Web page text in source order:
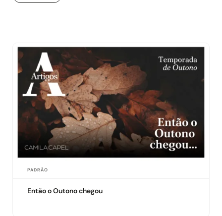
PADRÃO
Então o Outono chegou